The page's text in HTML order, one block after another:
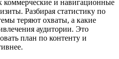
коммерческие и навигационные
Разбирая статистику по
теряют охваты, а какие
аудитории. Это
план по контенту и